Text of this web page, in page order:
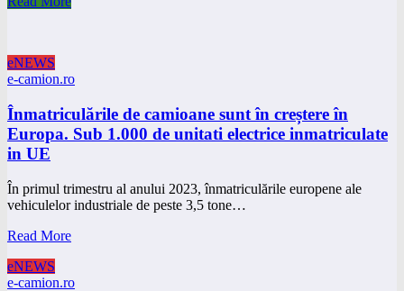
eNEWS
e-camion.ro
Înmatriculările de camioane sunt în creștere în
Europa. Sub 1.000 de unitati electrice inmatriculate
in UE
În primul trimestru al anului 2023, înmatriculările europene ale
vehiculelor industriale de peste 3,5 tone…
Read More
eNEWS
e-camion.ro